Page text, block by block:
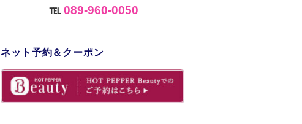
℡089-960-0050
ネット予約＆クーポン